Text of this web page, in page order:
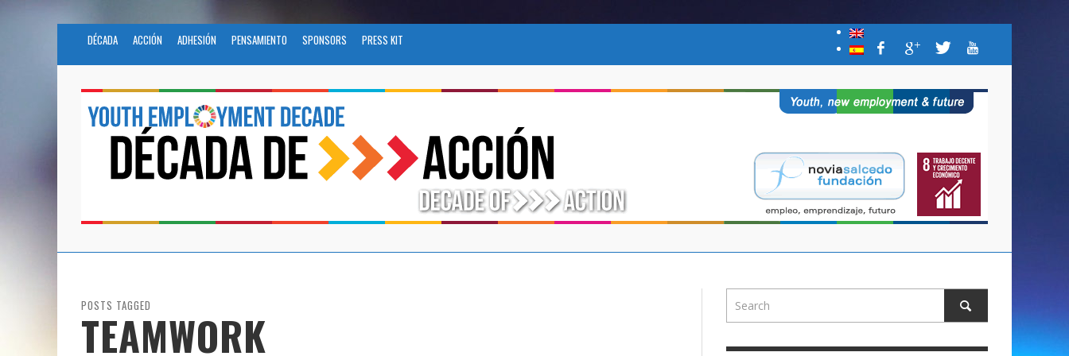
DÉCADA ACCIÓN ADHESIÓN PENSAMIENTO SPONSORS PRESS KIT
POSTS TAGGED
TEAMWORK